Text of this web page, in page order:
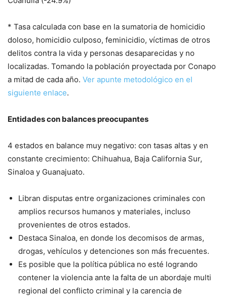
* Tasa calculada con base en la sumatoria de homicidio
doloso, homicidio culposo, feminicidio, víctimas de otros
delitos contra la vida y personas desaparecidas y no
localizadas. Tomando la población proyectada por Conapo
a mitad de cada año. Ver apunte metodológico en el
siguiente enlace.
Entidades con balances preocupantes
4 estados en balance muy negativo: con tasas altas y en
constante crecimiento: Chihuahua, Baja California Sur,
Sinaloa y Guanajuato.
Libran disputas entre organizaciones criminales con
amplios recursos humanos y materiales, incluso
provenientes de otros estados.
Destaca Sinaloa, en donde los decomisos de armas,
drogas, vehículos y detenciones son más frecuentes.
Es posible que la política pública no esté logrando
contener la violencia ante la falta de un abordaje multi
regional del conflicto criminal y la carencia de